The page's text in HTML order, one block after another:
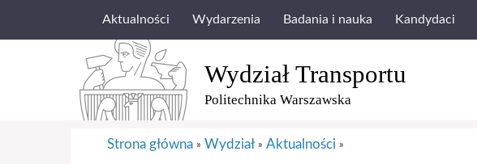
Aktualności Wydarzenia Badania i nauka Kandydaci
Wydział Transportu
Politechnika Warszawska
Strona główna » Wydział » Aktualności »